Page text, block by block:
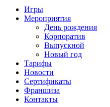
Игры
Мероприятия
День рождения
Корпоратив
Выпускной
Новый год
Тарифы
Новости
Сертификаты
Франшиза
Контакты